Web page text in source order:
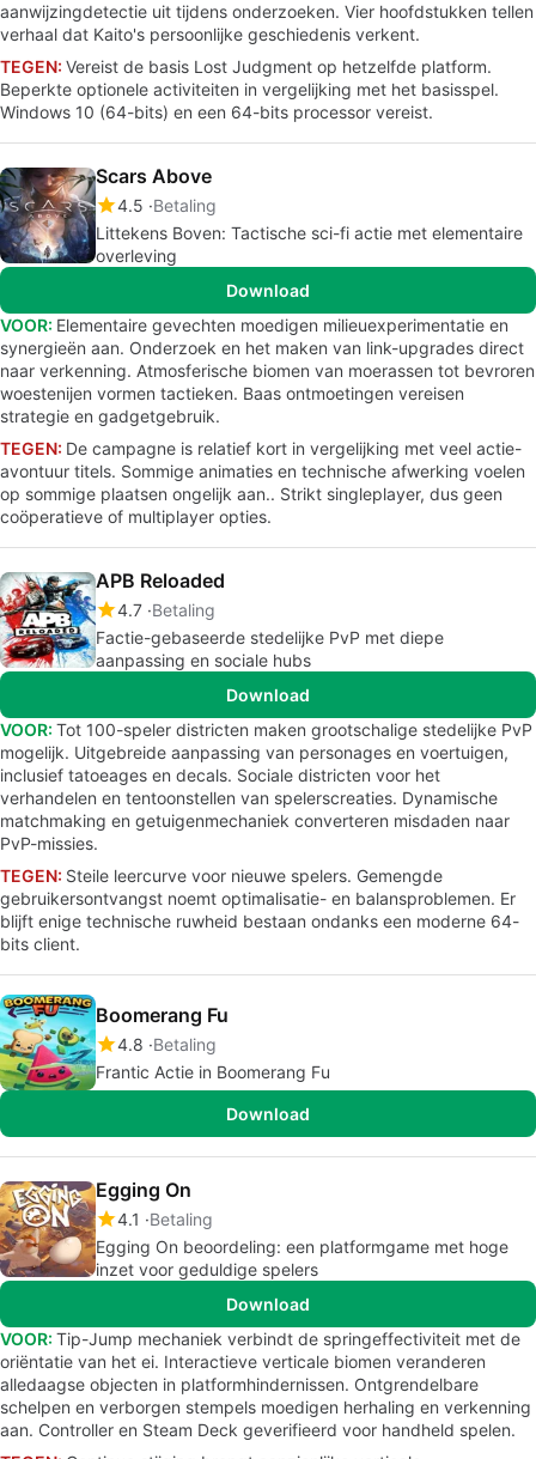
aanwijzingdetectie uit tijdens onderzoeken. Vier hoofdstukken tellen
verhaal dat Kaito's persoonlijke geschiedenis verkent.
TEGEN: Vereist de basis Lost Judgment op hetzelfde platform.
Beperkte optionele activiteiten in vergelijking met het basisspel.
Windows 10 (64-bits) en een 64-bits processor vereist.
Scars Above
4.5 Betaling
Littekens Boven: Tactische sci-fi actie met elementaire
overleving
Download
VOOR: Elementaire gevechten moedigen milieuexperimentatie en
synergieën aan. Onderzoek en het maken van link-upgrades direct
naar verkenning. Atmosferische biomen van moerassen tot bevroren
woestenijen vormen tactieken. Baas ontmoetingen vereisen
strategie en gadgetgebruik.
TEGEN: De campagne is relatief kort in vergelijking met veel actie-
avontuur titels. Sommige animaties en technische afwerking voelen
op sommige plaatsen ongelijk aan.. Strikt singleplayer, dus geen
coöperatieve of multiplayer opties.
APB Reloaded
4.7 Betaling
Factie-gebaseerde stedelijke PvP met diepe
aanpassing en sociale hubs
Download
VOOR: Tot 100-speler districten maken grootschalige stedelijke PvP
mogelijk. Uitgebreide aanpassing van personages en voertuigen,
inclusief tatoeages en decals. Sociale districten voor het
verhandelen en tentoonstellen van spelerscreaties. Dynamische
matchmaking en getuigenmechaniek converteren misdaden naar
PvP-missies.
TEGEN: Steile leercurve voor nieuwe spelers. Gemengde
gebruikersontvangst noemt optimalisatie- en balansproblemen. Er
blijft enige technische ruwheid bestaan ondanks een moderne 64-
bits client.
Boomerang Fu
4.8 Betaling
Frantic Actie in Boomerang Fu
Download
Egging On
4.1
Betaling
Egging On beoordeling: een platformgame met hoge
inzet voor geduldige spelers
Download
VOOR: Tip-Jump mechaniek verbindt de springeffectiviteit met de
oriëntatie van het ei. Interactieve verticale biomen veranderen
alledaagse objecten in platformhindernissen. Ontgrendelbare
schelpen en verborgen stempels moedigen herhaling en verkenning
aan. Controller en Steam Deck geverifieerd voor handheld spelen.